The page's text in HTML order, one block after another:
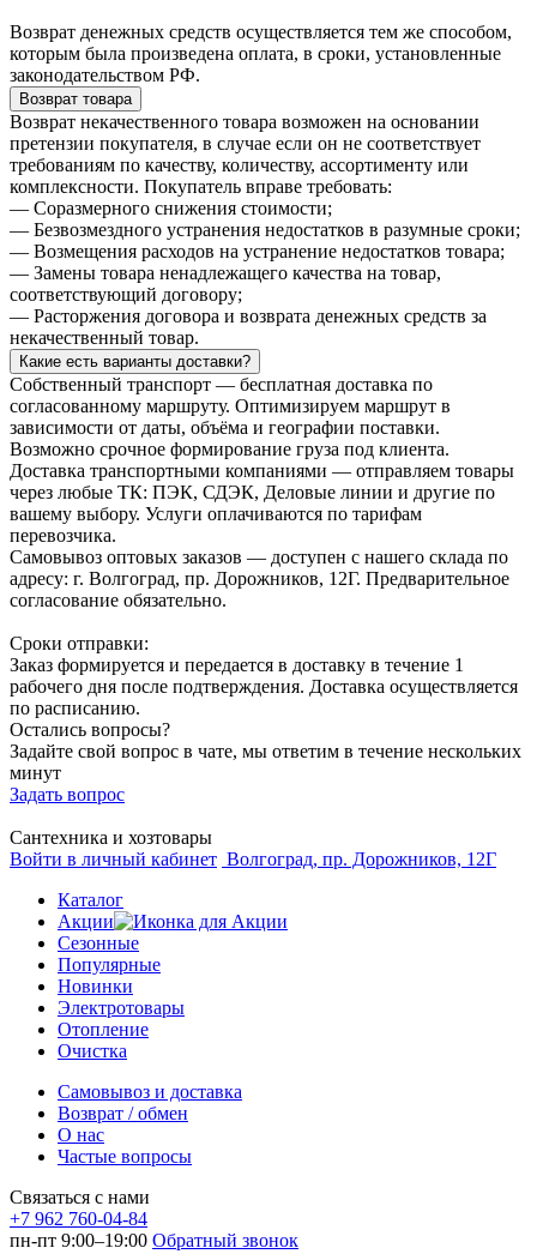
Возврат денежных средств осуществляется тем же способом,
которым была произведена оплата, в сроки, установленные
законодательством РФ.
Возврат товара
Возврат некачественного товара возможен на основании
претензии покупателя, в случае если он не соответствует
требованиям по качеству, количеству, ассортименту или
комплексности. Покупатель вправе требовать:
— Соразмерного снижения стоимости;
— Безвозмездного устранения недостатков в разумные сроки;
— Возмещения расходов на устранение недостатков товара;
— Замены товара ненадлежащего качества на товар,
соответствующий договору;
— Расторжения договора и возврата денежных средств за
некачественный товар.
Какие есть варианты доставки?
Собственный транспорт — бесплатная доставка по
согласованному маршруту. Оптимизируем маршрут в
зависимости от даты, объёма и географии поставки.
Возможно срочное формирование груза под клиента.
Доставка транспортными компаниями — отправляем товары
через любые ТК: ПЭК, СДЭК, Деловые линии и другие по
вашему выбору. Услуги оплачиваются по тарифам
перевозчика.
Самовывоз оптовых заказов — доступен с нашего склада по
адресу: г. Волгоград, пр. Дорожников, 12Г. Предварительное
согласование обязательно.
Сроки отправки:
Заказ формируется и передается в доставку в течение 1
рабочего дня после подтверждения. Доставка осуществляется
по расписанию.
Остались вопросы?
Задайте свой вопрос в чате, мы ответим в течение нескольких
минут
Задать вопрос
Сантехника и хозтовары
Войти в личный кабинет Волгоград, пр. Дорожников, 12Г
Каталог
Акции
Сезонные
Популярные
Новинки
Электротовары
Отопление
Очистка
Самовывоз и доставка
Возврат / обмен
О нас
Частые вопросы
Связаться с нами
+7 962 760-04-84
пн-пт 9:00–19:00 Обратный звонок